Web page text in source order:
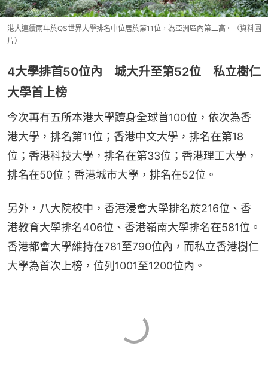
港大連續兩年於QS世界大學排名中位居於第11位，為亞洲區內第二高。（資料圖
片）
4大學排首50位內 城大升至第52位 私立樹仁
大學首上榜
今次再有五所本港大學躋身全球首100位，依次為香
港大學，排名第11位；香港中文大學，排名在第18
位；香港科技大學，排名在第33位；香港理工大學，
排名在50位；香港城市大學，排名在52位。
另外，八大院校中，香港浸會大學排名於216位、香
港教育大學排名406位、香港嶺南大學排名在581位。
香港都會大學維持在781至790位內，而私立香港樹仁
大學為首次上榜，位列1001至1200位內。